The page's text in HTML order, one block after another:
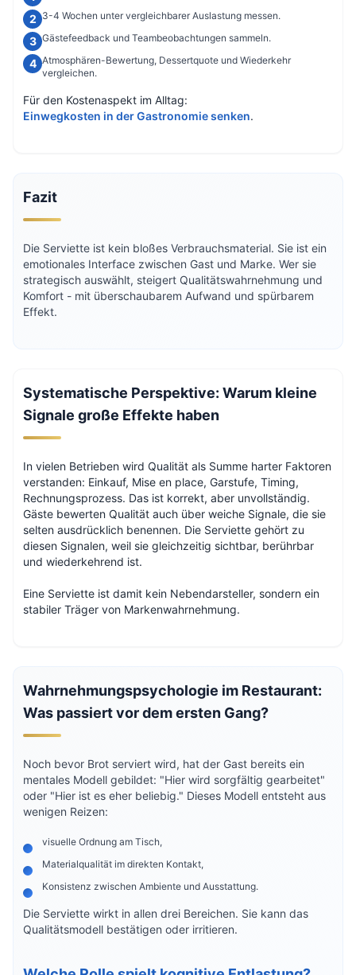
3-4 Wochen unter vergleichbarer Auslastung messen.
Gästefeedback und Teambeobachtungen sammeln.
Atmosphären-Bewertung, Dessertquote und Wiederkehr
vergleichen.
Für den Kostenaspekt im Alltag:
Einwegkosten in der Gastronomie senken.
Fazit
Die Serviette ist kein bloßes Verbrauchsmaterial. Sie ist ein
emotionales Interface zwischen Gast und Marke. Wer sie
strategisch auswählt, steigert Qualitätswahrnehmung und
Komfort - mit überschaubarem Aufwand und spürbarem
Effekt.
Systematische Perspektive: Warum kleine
Signale große Effekte haben
In vielen Betrieben wird Qualität als Summe harter Faktoren
verstanden: Einkauf, Mise en place, Garstufe, Timing,
Rechnungsprozess. Das ist korrekt, aber unvollständig.
Gäste bewerten Qualität auch über weiche Signale, die sie
selten ausdrücklich benennen. Die Serviette gehört zu
diesen Signalen, weil sie gleichzeitig sichtbar, berührbar
und wiederkehrend ist.
Eine Serviette ist damit kein Nebendarsteller, sondern ein
stabiler Träger von Markenwahrnehmung.
Wahrnehmungspsychologie im Restaurant:
Was passiert vor dem ersten Gang?
Noch bevor Brot serviert wird, hat der Gast bereits ein
mentales Modell gebildet: "Hier wird sorgfältig gearbeitet"
oder "Hier ist es eher beliebig." Dieses Modell entsteht aus
wenigen Reizen:
visuelle Ordnung am Tisch,
Materialqualität im direkten Kontakt,
Konsistenz zwischen Ambiente und Ausstattung.
Die Serviette wirkt in allen drei Bereichen. Sie kann das
Qualitätsmodell bestätigen oder irritieren.